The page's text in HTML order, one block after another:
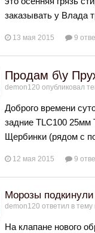
заказывать у Влада
13 мая 2015 9
Продам б\у
demon120 опубликовал
Доброго времени
задние TLC100 25мм
Щербинки (рядом с
12 мая 2015 9
Морозы подкинули
demon120 ответил в тему
На клапане нового